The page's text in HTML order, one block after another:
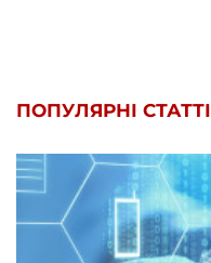
ПОПУЛЯРНІ СТАТТІ